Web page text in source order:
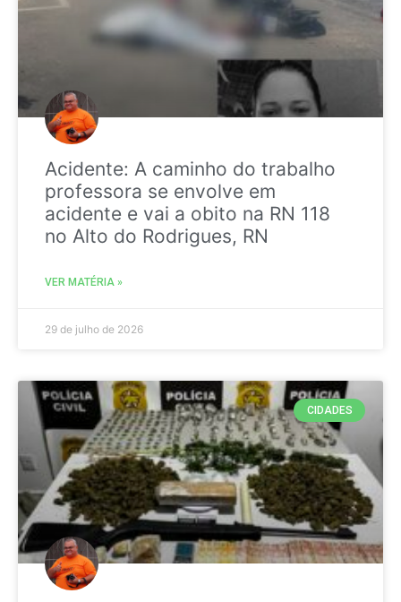
Acidente: A caminho do trabalho
professora se envolve em
acidente e vai a obito na RN 118
no Alto do Rodrigues, RN
VER MATÉRIA »
29 de julho de 2026
CIDADES